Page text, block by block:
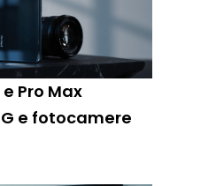
Pro Max
e fotocamere